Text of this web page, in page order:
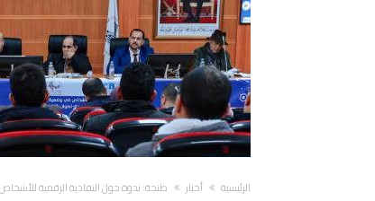
‫الرئيسية‬ أخبار طنجة: ندوة حول النفاذية الرقمية